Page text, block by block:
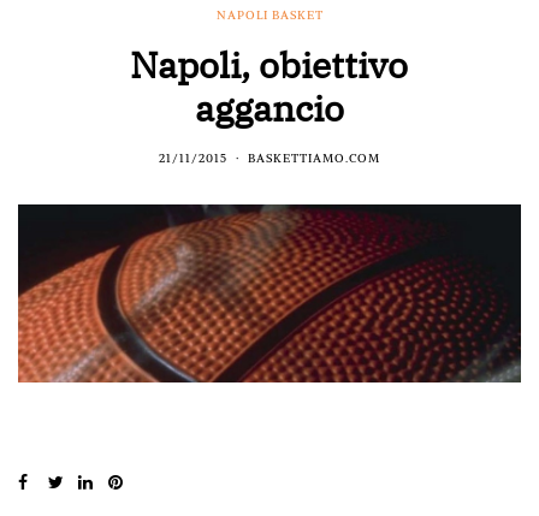
NAPOLI BASKET
Napoli, obiettivo
aggancio
21/11/2015 BASKETTIAMO.COM